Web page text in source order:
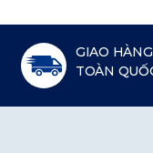
GIAO
TOÀN